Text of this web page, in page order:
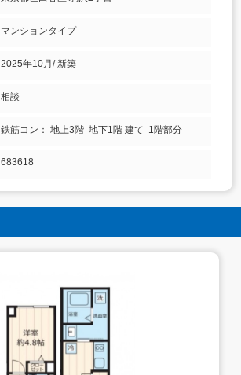
マンションタイプ
2025年10月/ 新築
相談
鉄筋コン： 地上3階 地下1階 建て 1階部分
683618